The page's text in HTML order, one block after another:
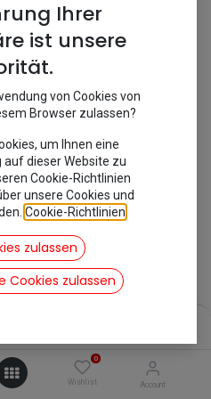
0
Wishlist Account
Aufkleber
Aufkleber
Buy Now
Ihrer
ist unsere
von Cookies von
Browser zulassen?
um Ihnen eine
dieser Website zu
Cookie-Richtlinien
unsere Cookies und
Cookie-Richtlinien.
zulassen
Cookies zulassen